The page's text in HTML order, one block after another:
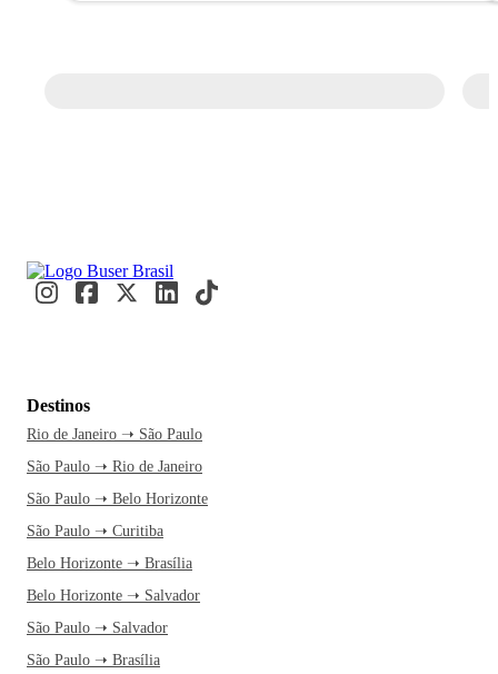
Destinos
Rio de Janeiro ➝ São Paulo
São Paulo ➝ Rio de Janeiro
São Paulo ➝ Belo Horizonte
São Paulo ➝ Curitiba
Belo Horizonte ➝ Brasília
Belo Horizonte ➝ Salvador
São Paulo ➝ Salvador
São Paulo ➝ Brasília